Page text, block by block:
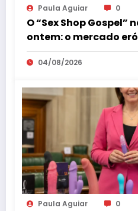
Paula Aguiar 0
O “Sex Shop Gospel”
ontem: o mercado
esse consumidor há
década
04/08/2026
Paula Aguiar 0